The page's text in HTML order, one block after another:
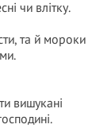
чи влітку.
та й мороки
вишукані